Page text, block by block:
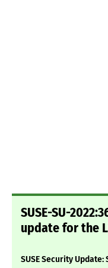
SUSE-SU-
update for the
SUSE Security